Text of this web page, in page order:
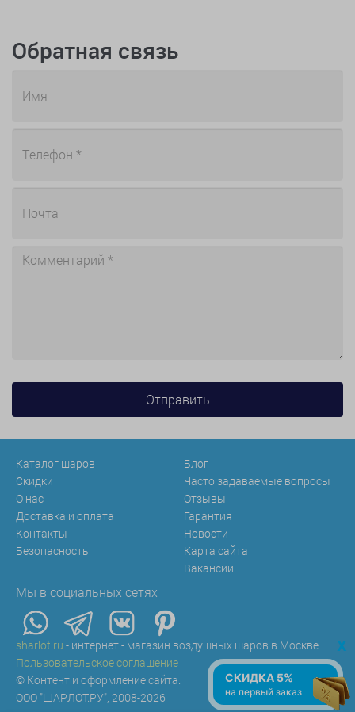
Обратная связь
Каталог шаров
Скидки
О нас
Доставка и оплата
Контакты
Безопасность
Блог
Часто задаваемые вопросы
Отзывы
Гарантия
Новости
Карта сайта
Вакансии
Мы в социальных сетях
sharlot.ru - интернет - магазин воздушных шаров в Москве
Пользовательское соглашение
© Контент и оформление сайта.
ООО "ШАРЛОТ.РУ", 2008-2026
x
СКИДКА 5%
на первый заказ